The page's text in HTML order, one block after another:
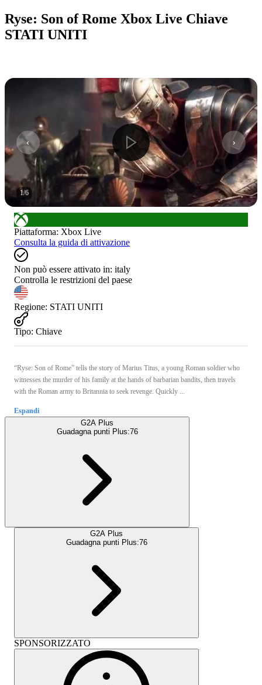
Ryse: Son of Rome Xbox Live Chiave
STATI UNITI
1/6
Piattaforma: Xbox Live
Consulta la guida di attivazione
Non può essere attivato in: italy
Controlla le restrizioni del paese
Regione: STATI UNITI
Tipo: Chiave
“Ryse: Son of Rome” tells the story of Marius Titus, a young Roman soldier who
witnesses the murder of his family at the hands of barbarian bandits, then travels
with the Roman army to Britannia to seek revenge. Quickly ...
Espandi
G2A Plus
Guadagna punti Plus:76
G2A Plus
Guadagna punti Plus:76
SPONSORIZZATO